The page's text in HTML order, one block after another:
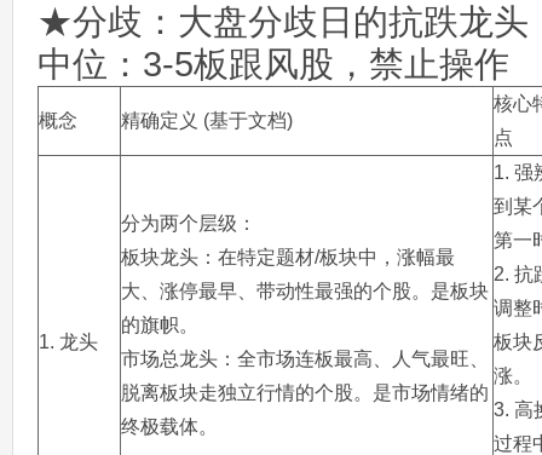
★分歧：大盘分歧日的抗跌龙头
中位：3-5板跟风股，禁止操作
概念 精确定义 (基于文档)
核心
点
1. 龙头
分为两个层级：
板块龙头：在特定题材/板块中，涨幅最
大、涨停最早、带动性最强的个股。是板块
的旗帜。
市场总龙头：全市场连板最高、人气最旺、
脱离板块走独立行情的个股。是市场情绪的
终极载体。
1. 强
到某
第一
2. 抗
调整
板块
涨。
3. 高
过程